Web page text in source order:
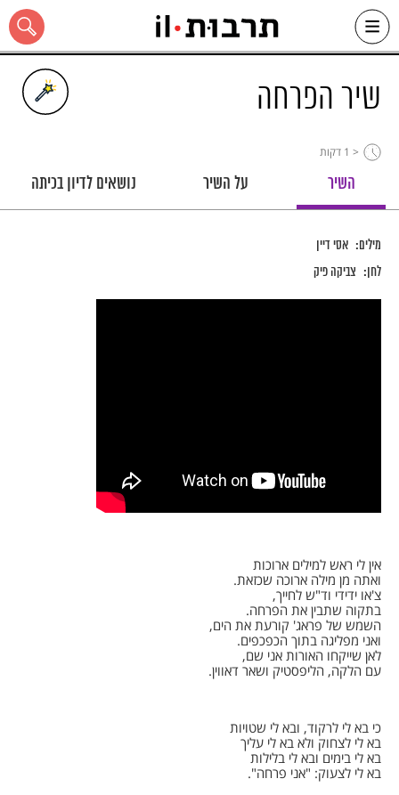
Skip
content
כל האתר
שיר הפרחה
< 1 דקות
השיר על השיר נושאים לדיון בכיתה
מילים: אסי דיין
לחן: צביקה פיק
אין לי ראש למילים ארוכות
ואתה מן מילה ארוכה שכזאת.
צ'או ידידי וד"ש לחייך,
בתקוה שתבין את הפרחה.
השמש של פראג' קורעת את הים,
ואני מפליגה בתוך הכפכפים.
לאן שייקחו האורות אני שם,
עם הלקה, הליפסטיק ושאר דאווין.
כי בא לי לרקוד, ובא לי שטויות
בא לי לצחוק ולא בא לי עליך
בא לי בימים ובא לי בלילות
בא לי לצעוק: "אני פרחה".